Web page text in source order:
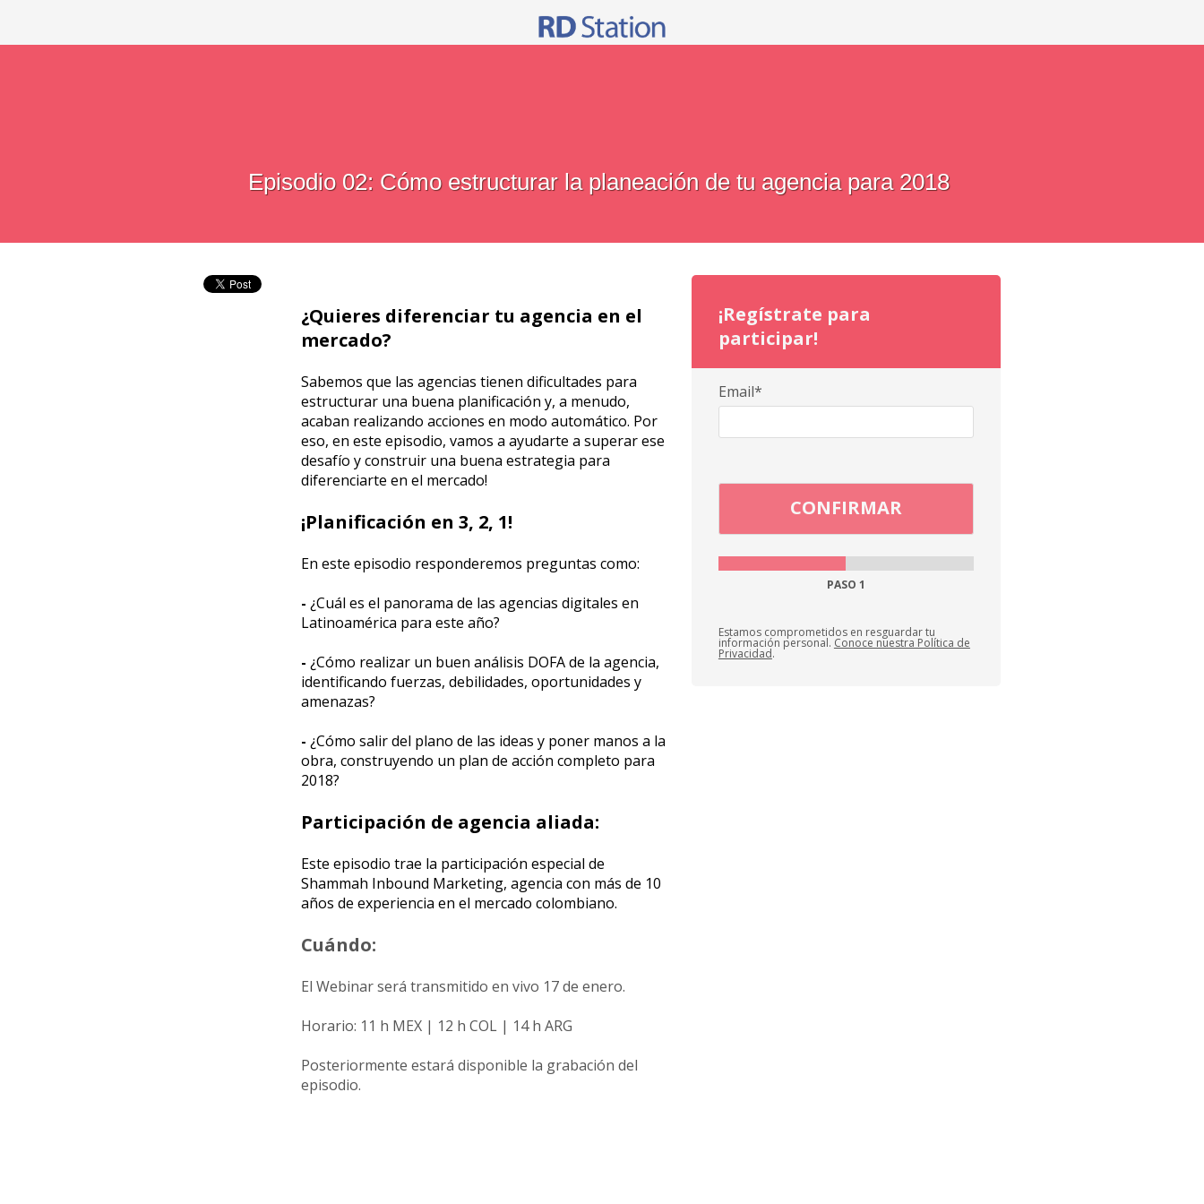
Episodio 02: Cómo estructurar la planeación de tu agencia para 2018
¿Quieres diferenciar tu agencia en el
mercado?
Sabemos que las agencias tienen dificultades para
estructurar una buena planificación y, a menudo,
acaban realizando acciones en modo automático. Por
eso, en este episodio, vamos a ayudarte a superar ese
desafío y construir una buena estrategia para
diferenciarte en el mercado!
¡Planificación en 3, 2, 1!
En este episodio responderemos preguntas como:
- ¿Cuál es el panorama de las agencias digitales en
Latinoamérica para este año?
- ¿Cómo realizar un buen análisis DOFA de la agencia,
identificando fuerzas, debilidades, oportunidades y
amenazas?
- ¿Cómo salir del plano de las ideas y poner manos a la
obra, construyendo un plan de acción completo para
2018?
Participación de agencia aliada:
Este episodio trae la participación especial de
Shammah Inbound Marketing, agencia con más de 10
años de experiencia en el mercado colombiano.
Cuándo:
El Webinar será transmitido en vivo 17 de enero.
Horario: 11 h MEX | 12 h COL | 14 h ARG
Posteriormente estará disponible la grabación del
episodio.
¡Regístrate para
participar!
Email*
PASO 1
Estamos comprometidos en resguardar tu
información personal. Conoce nuestra Política de
Privacidad.